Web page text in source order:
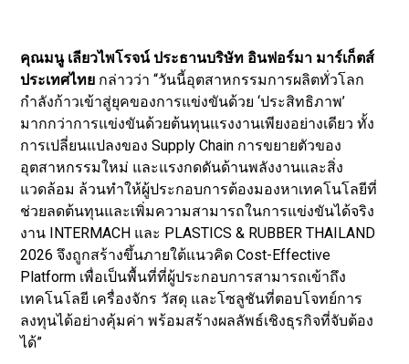
คุณมนู เลียวไพโรจน์ ประธานบริษัท อินฟอร์มา มาร์เก็ตส์
ประเทศไทย กล่าวว่า “วันนี้อุตสาหกรรมการผลิตทั่วโลก
กำลังก้าวเข้าสู่ยุคของการแข่งขันด้วย ‘ประสิทธิภาพ’
มากกว่าการแข่งขันด้วยต้นทุนแรงงานเพียงอย่างเดียว ทั้ง
การเปลี่ยนแปลงของ Supply Chain การขยายตัวของ
อุตสาหกรรมใหม่ และแรงกดดันด้านพลังงานและสิ่ง
แวดล้อม ล้วนทำให้ผู้ประกอบการต้องมองหาเทคโนโลยีที่
ช่วยลดต้นทุนและเพิ่มความสามารถในการแข่งขันได้จริง
งาน INTERMACH และ PLASTICS & RUBBER THAILAND
2026 จึงถูกสร้างขึ้นภายใต้แนวคิด Cost-Effective
Platform เพื่อเป็นพื้นที่ที่ผู้ประกอบการสามารถเข้าถึง
เทคโนโลยี เครื่องจักร วัสดุ และโซลูชันที่ตอบโจทย์การ
ลงทุนได้อย่างคุ้มค่า พร้อมสร้างผลลัพธ์เชิงธุรกิจที่จับต้อง
ได้”